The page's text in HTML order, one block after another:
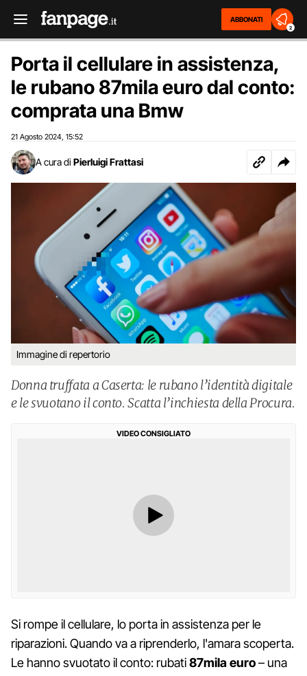
ABBONATI
2
Porta il cellulare in assistenza,
le rubano 87mila euro dal conto:
comprata una Bmw
21 Agosto 2024 15:52
A cura di Pierluigi Frattasi
Immagine di repertorio
Donna truffata a Caserta: le rubano l’identità digitale
e le svuotano il conto. Scatta l’inchiesta della Procura.
VIDEO CONSIGLIATO
Si rompe il cellulare, lo porta in assistenza per le
riparazioni. Quando va a riprenderlo, l'amara scoperta.
Le hanno svuotato il conto: rubati87mila euro– una